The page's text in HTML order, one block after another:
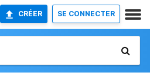
CRÉER SE CONNECTER